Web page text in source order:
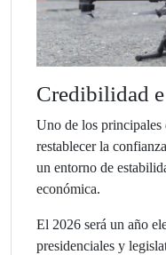
Credibilidad
Uno de los principales
restablecer la
un entorno de
económica.
El 2026 será un año
presidenciales y